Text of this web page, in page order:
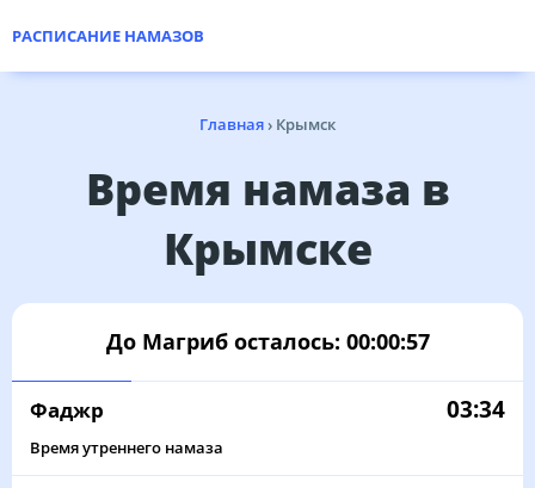
РАСПИСАНИЕ НАМАЗОВ
Главная› Крымск
Время намаза в
Крымске
До Магриб осталось: 00:00:57
Фаджр 03:34
Время утреннего намаза